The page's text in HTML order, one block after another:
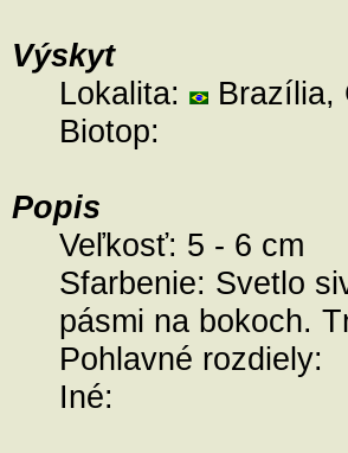
Výskyt
Lokalita:
Brazília,
Biotop:
Popis
Veľkosť: 5 - 6 cm
Sfarbenie: Svetlo
pásmi na bokoch.
Pohlavné rozdiely:
Iné: